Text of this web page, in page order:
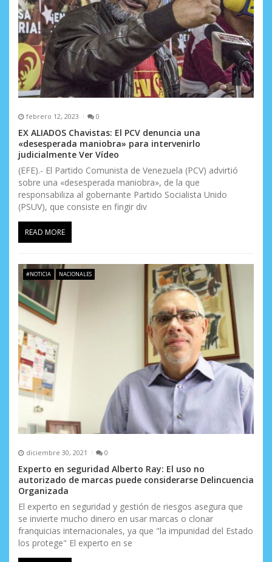
febrero 12, 2023 0
EX ALIADOS Chavistas: El PCV denuncia una
«desesperada maniobra» para intervenirlo
judicialmente Ver Vídeo
(EFE).- El Partido Comunista de Venezuela (PCV) advirtió
sobre una «desesperada maniobra», de la que
responsabiliza al gobernante Partido Socialista Unido
(PSUV), que consiste en fingir div
READ MORE
#NOTICIA NACIONALES
diciembre 30, 2021 0
Experto en seguridad Alberto Ray: El uso no
autorizado de marcas puede considerarse Delincuencia
Organizada
El experto en seguridad y gestión de riesgos asegura que
se invierte mucho dinero en usar marcas o clonar
franquicias internacionales, ya que "la impunidad del Estado
los protege" El experto en se